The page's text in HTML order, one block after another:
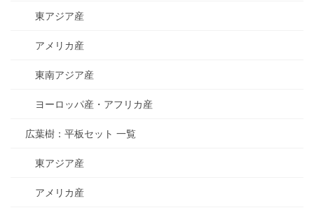
東アジア産
アメリカ産
東南アジア産
ヨーロッパ産・アフリカ産
広葉樹：平板セット 一覧
東アジア産
アメリカ産